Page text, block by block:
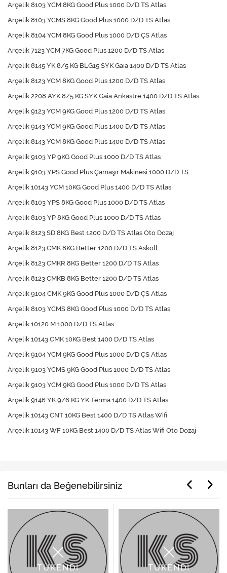
Arçelik 8103 YCM 8KG Good Plus 1000 D/D TS Atlas
Arçelik 8103 YCMS 8KG Good Plus 1000 D/D TS Atlas
Arçelik 8104 YCM 8KG Good Plus 1000 D/D ÇS Atlas
Arçelik 7123 YCM 7KG Good Plus 1200 D/D TS Atlas
Arçelik 8145 YK 8/5 KG BLG15 SYK Gaia 1400 D/D TS Atlas
Arçelik 8123 YCM 8KG Good Plus 1200 D/D TS Atlas
Arçelik 2208 AYK 8/5 KG SYK Gaia Ankastre 1400 D/D TS Atlas
Arçelik 9123 YCM 9KG Good Plus 1200 D/D TS Atlas
Arçelik 9143 YCM 9KG Good Plus 1400 D/D TS Atlas
Arçelik 8143 YCM 8KG Good Plus 1400 D/D TS Atlas
Arçelik 9103 YP 9KG Good Plus 1000 D/D TS Atlas
Arçelik 9103 YPS Good Plus Çamaşır Makinesi 1000 D/D TS
Arçelik 10143 YCM 10KG Good Plus 1400 D/D TS Atlas
Arçelik 8103 YPS 8KG Good Plus 1000 D/D TS Atlas
Arçelik 8103 YP 8KG Good Plus 1000 D/D TS Atlas
Arçelik 8123 SD 8KG Best 1200 D/D TS Atlas Oto Dozaj
Arçelik 8123 CMK 8KG Better 1200 D/D TS Askoll
Arçelik 8123 CMKR 8KG Better 1200 D/D TS Atlas
Arçelik 8123 CMKB 8KG Better 1200 D/D TS Atlas
Arçelik 9104 CMK 9KG Good Plus 1000 D/D ÇS Atlas
Arçelik 8103 YCMS 8KG Good Plus 1000 D/D TS Atlas
Arçelik 10120 M 1000 D/D TS Atlas
Arçelik 10143 CMK 10KG Best 1400 D/D TS Atlas
Arçelik 9104 YCM 9KG Good Plus 1000 D/D ÇS Atlas
Arçelik 9103 YCMS 9KG Good Plus 1000 D/D TS Atlas
Arçelik 9103 YCM 9KG Good Plus 1000 D/D TS Atlas
Arçelik 9146 YK 9/6 KG YK Terma 1400 D/D TS Atlas
Arçelik 10143 CNT 10KG Best 1400 D/D TS Atlas Wifi
Arçelik 10143 WF 10KG Best 1400 D/D TS Atlas Wifi Oto Dozaj
Bunları da Beğenebilirsiniz
TÜKENDİ TÜKENDİ